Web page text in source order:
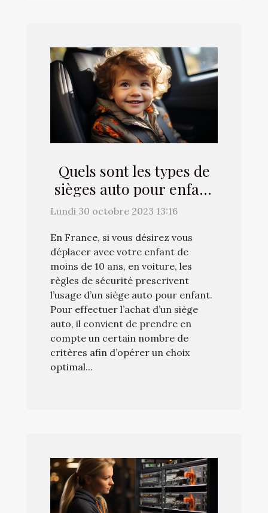
Quels sont les types de
sièges auto pour enfant
et combien ils coûtent ?
Lundi 30 octobre 2023 13:16
En France, si vous désirez vous
déplacer avec votre enfant de
moins de 10 ans, en voiture, les
règles de sécurité prescrivent
l’usage d’un siège auto pour enfant.
Pour effectuer l’achat d’un siège
auto, il convient de prendre en
compte un certain nombre de
critères afin d’opérer un choix
optimal...